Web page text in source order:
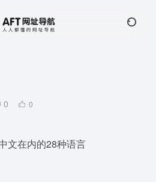
0 0
文在内的28种语言